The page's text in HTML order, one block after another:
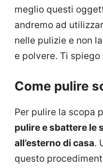
meglio questi
andremo ad
nelle pulizie e non
e polvere. Ti
Come pulire
Per pulire la scopa
pulire e sbattere le
all’esterno di casa.
questo